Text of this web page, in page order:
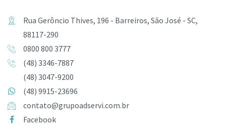
Rua Gerôncio Thives, 196 - Barreiros, São José - SC,
88117-290
0800 800 3777
(48) 3346-7887
(48) 3047-9200
(48) 9915-23696
contato@grupoadservi.com.br
Facebook